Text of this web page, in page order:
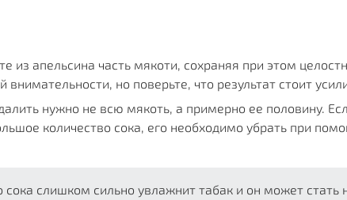
из апельсина часть мякоти, сохраняя при этом
но поверьте, что результат стоит
нужно не всю мякоть, а примерно ее половину.
количество сока, его необходимо убрать при
сока слишком сильно увлажнит табак и он может стать